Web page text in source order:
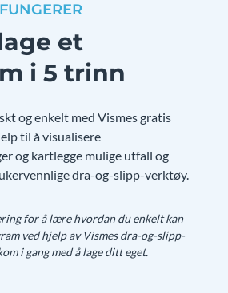
et
i 5 trinn
og enkelt med Vismes gratis
til å visualisere
og kartlegge mulige utfall og
dra-og-slipp-verktøy.
for å lære hvordan du enkelt kan
ved hjelp av Vismes dra-og-slipp-
i gang med å lage ditt eget.